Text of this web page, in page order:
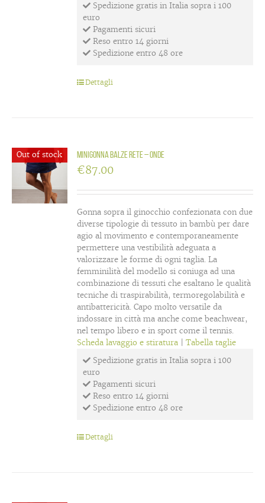
Spedizione gratis in Italia sopra i 100
euro
Pagamenti sicuri
Reso entro 14 giorni
Spedizione entro 48 ore
Dettagli
Out of stock Minigonna balze rete – Onde
€87.00
Gonna sopra il ginocchio confezionata con due
diverse tipologie di tessuto in bambù per dare
agio al movimento e contemporaneamente
permettere una vestibilità adeguata a
valorizzare le forme di ogni taglia. La
femminilità del modello si coniuga ad una
combinazione di tessuti che esaltano le qualità
tecniche di traspirabilità, termoregolabilità e
antibattericità. Capo molto versatile da
indossare in città ma anche come beachwear,
nel tempo libero e in sport come il tennis.
Scheda lavaggio e stiratura |Tabella taglie
Spedizione gratis in Italia sopra i 100
euro
Pagamenti sicuri
Reso entro 14 giorni
Spedizione entro 48 ore
Dettagli